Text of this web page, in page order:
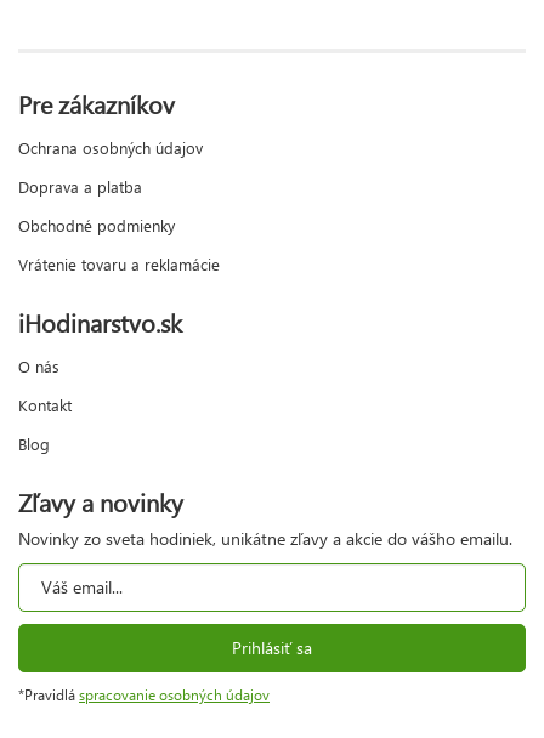
Pre zákazníkov
Ochrana osobných údajov
Doprava a platba
Obchodné podmienky
Vrátenie tovaru a reklamácie
iHodinarstvo.sk
O nás
Kontakt
Blog
Zľavy a novinky
Novinky zo sveta hodiniek, unikátne zľavy a akcie do vášho emailu.
Prihlásiť sa
*Pravidlá spracovanie osobných údajov